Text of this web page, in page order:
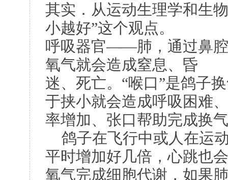
其实．从运动生理学和生
小越好”这个观点。
呼吸器官——肺，通过鼻
氧气就会造成窒息、昏
迷、死亡。“喉口”是鸽子
于挟小就会造成呼吸困难
率增加、张口帮助完成换
鸽子在飞行中或人在运
平时增加好几倍，心跳也
氧气完成细胞代谢，如果